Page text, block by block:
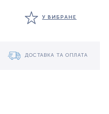
У ВИБРАНЕ
ДОСТАВКА ТА ОПЛАТА